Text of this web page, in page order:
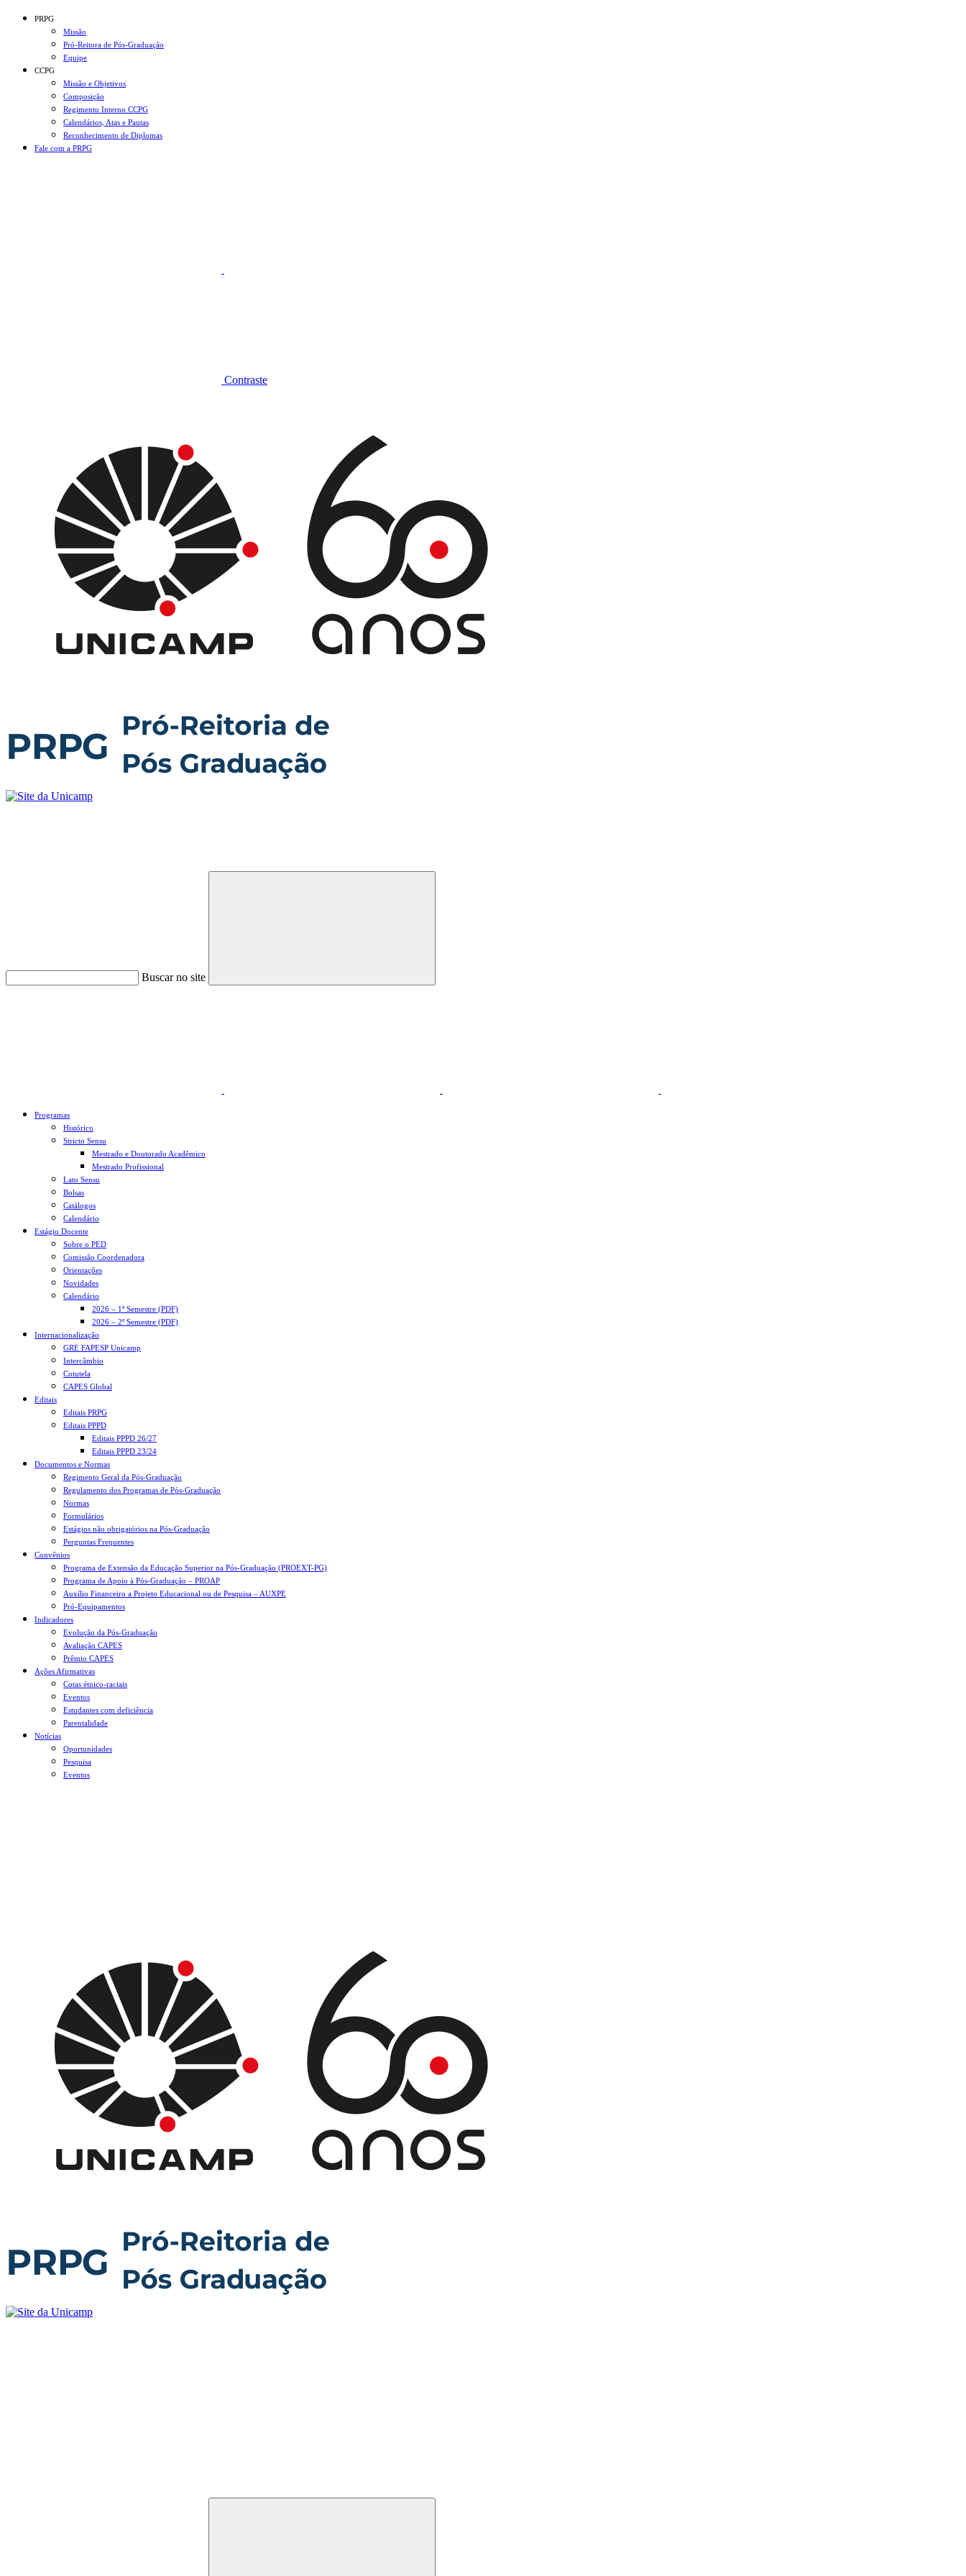
Conteúdo principal
PRPG
Missão
Pró-Reitora de Pós-Graduação
Equipe
CCPG
Missão e Objetivos
Composição
Regimento Interno CCPG
Calendários, Atas e Pautas
Reconhecimento de Diplomas
Fale com a PRPG
Contraste
Buscar no site
Buscar
Programas
Histórico
Stricto Sensu
Mestrado e Doutorado Acadêmico
Mestrado Profissional
Lato Sensu
Bolsas
Catálogos
Calendário
Estágio Docente
Sobre o PED
Comissão Coordenadora
Orientações
Novidades
Calendário
2026 – 1º Semestre (PDF)
2026 – 2º Semestre (PDF)
Internacionalização
GRE FAPESP Unicamp
Intercâmbio
Cotutela
CAPES Global
Editais
Editais PRPG
Editais PPPD
Editais PPPD 26/27
Editais PPPD 23/24
Documentos e Normas
Regimento Geral da Pós-Graduação
Regulamento dos Programas de Pós-Graduação
Normas
Formulários
Estágios não obrigatórios na Pós-Graduação
Perguntas Frequentes
Convênios
Programa de Extensão da Educação Superior na Pós-Graduação (PROEXT-PG)
Programa de Apoio à Pós-Graduação – PROAP
Auxílio Financeiro a Projeto Educacional ou de Pesquisa – AUXPE
Pró-Equipamentos
Indicadores
Evolução da Pós-Graduação
Avaliação CAPES
Prêmio CAPES
Ações Afirmativas
Cotas étnico-raciais
Eventos
Estudantes com deficiência
Parentalidade
Notícias
Oportunidades
Pesquisa
Eventos